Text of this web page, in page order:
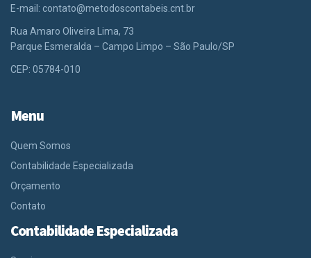
E-mail: contato@metodoscontabeis.cnt.br
Rua Amaro Oliveira Lima, 73
Parque Esmeralda – Campo Limpo – São Paulo/SP
CEP: 05784-010
Menu
Quem Somos
Contabilidade Especializada
Orçamento
Contato
Contabilidade Especializada